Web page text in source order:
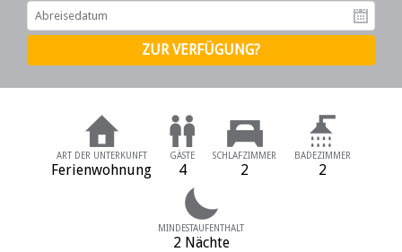
ART DER UNTERKUNFT
Ferienwohnung
GÄSTE
4
SCHLAFZIMMER
2
BADEZIMMER
2
MINDESTAUFENTHALT
2 Nächte